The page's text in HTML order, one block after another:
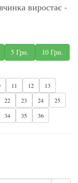
виростає -
5 Грн.
10 Грн.
11 12
13
22 23 24
25
34 35 36